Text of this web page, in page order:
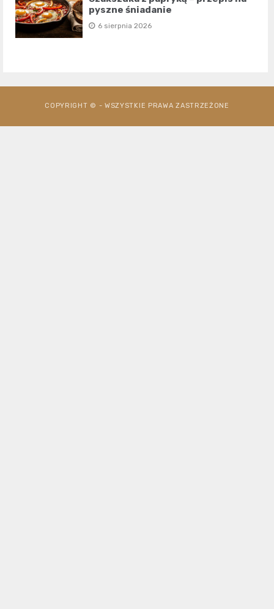
pyszne śniadanie
6 sierpnia 2026
COPYRIGHT © - WSZYSTKIE PRAWA ZASTRZEŻONE